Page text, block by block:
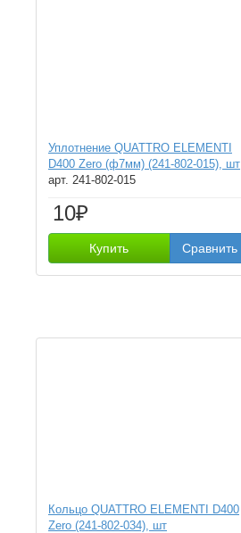
Уплотнение QUATTRO ELEMENTI
D400 Zero (ф7мм) (241-802-015), шт
арт. 241-802-015
10₽
Купить Сравнить
Кольцо QUATTRO ELEMENTI D400
Zero (241-802-034), шт